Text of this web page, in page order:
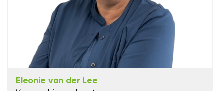
Eleonie van der Lee